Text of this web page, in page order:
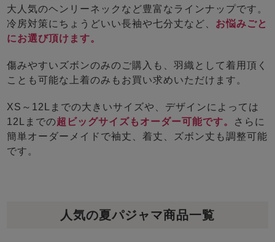
大人気のヘンリーネックなど豊富なラインナップです。
冷房対策にちょうどいい長袖や七分丈など、 お悩みごと
にお選び頂けます。
傷みやすいズボンのみのご購入も、羽織として着用頂く
ことも可能な上着のみもお買い求めいただけます。
XS～12Lまでの大きいサイズや、デザインによっては
12Lまでの超ビッグサイズもオーダー可能です。
さらに
簡単オーダーメイドで袖丈、着丈、ズボン丈も調整可能
です。
人気の夏パジャマ商品一覧